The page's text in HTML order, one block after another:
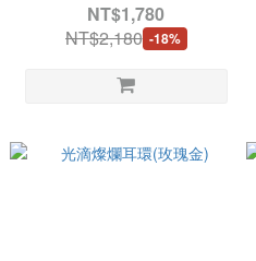
NT$1,780
NT$2,180 -18%